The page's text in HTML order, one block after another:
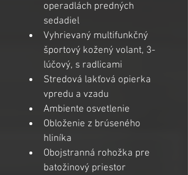
operadlách predných
sedadiel
Vyhrievaný multifunkčný
športový kožený volant, 3-
lúčový, s radlicami
Stredová lakťová opierka
vpredu a vzadu
Ambiente osvetlenie
Obloženie z brúseného
hliníka
Obojstranná rohožka pre
batožinový priestor